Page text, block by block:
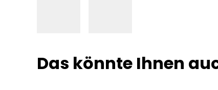
Das könnte Ihnen